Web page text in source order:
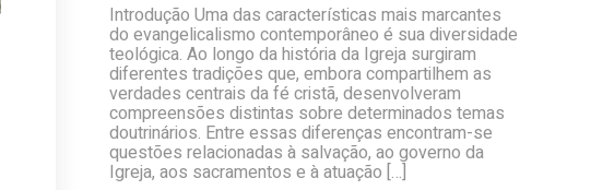
Introdução Uma das características mais marcantes
do evangelicalismo contemporâneo é sua diversidade
teológica. Ao longo da história da Igreja surgiram
diferentes tradições que, embora compartilhem as
verdades centrais da fé cristã, desenvolveram
compreensões distintas sobre determinados temas
doutrinários. Entre essas diferenças encontram-se
questões relacionadas à salvação, ao governo da
Igreja, aos sacramentos e à atuação […]